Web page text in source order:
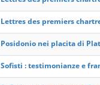
Lettres des premiers
Posidonio nei placita di
Sofisti : testimonianze e